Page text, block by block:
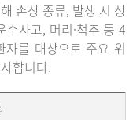
손상 종류, 발생 시 상
사고, 머리·척추 등 4
를 대상으로 주요 위
합니다.